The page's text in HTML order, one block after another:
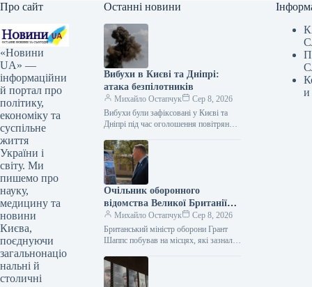
Про сайт
«Новини
UA» —
інформаційни
й портал про
політику,
економіку та
суспільне
життя
України і
світу. Ми
пишемо про
науку,
медицину та
новини
Києва,
поєднуючи
загальнонаціо
нальні й
столичні
Останні новини
Вибухи в Києві та Дніпрі:
атака безпілотників
Михайло Остапчук
Сер 8, 2026
Вибухи були зафіксовані у Києві та
Дніпрі під час оголошення повітряної
підтверджують представники ЗМІ, які
працюють на…
Очільник оборонного
відомства Великої Британії
Грант Шеппс побував у Києві,
оглядаючи наслідки
російських атак.
Михайло Остапчук
Сер 8, 2026
Британський міністр оборони Грант
Шаппс побував на місцях, які зазнали
інформацією Укрінформу, це стало
відомо…
и